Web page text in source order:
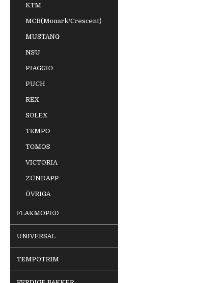
KTM
MCB(Monark/Crescent)
MUSTANG
NSU
PIAGGIO
PUCH
REX
SOLEX
TEMPO
TOMOS
VICTORIA
ZÜNDAPP
ÖVRIGA
FLAKMOPED
UNIVERSAL
TEMPOTRIM